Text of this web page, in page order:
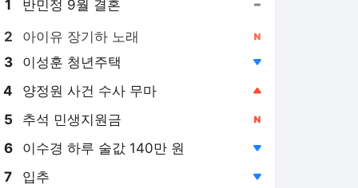
1 반민정 9월 결혼
2 아이유 장기하 노래
3 이성훈 청년주택
4 양정원 사건 수사 무마
5 추석 민생지원금
6 이수경 하루 술값 140만 원
7 입추